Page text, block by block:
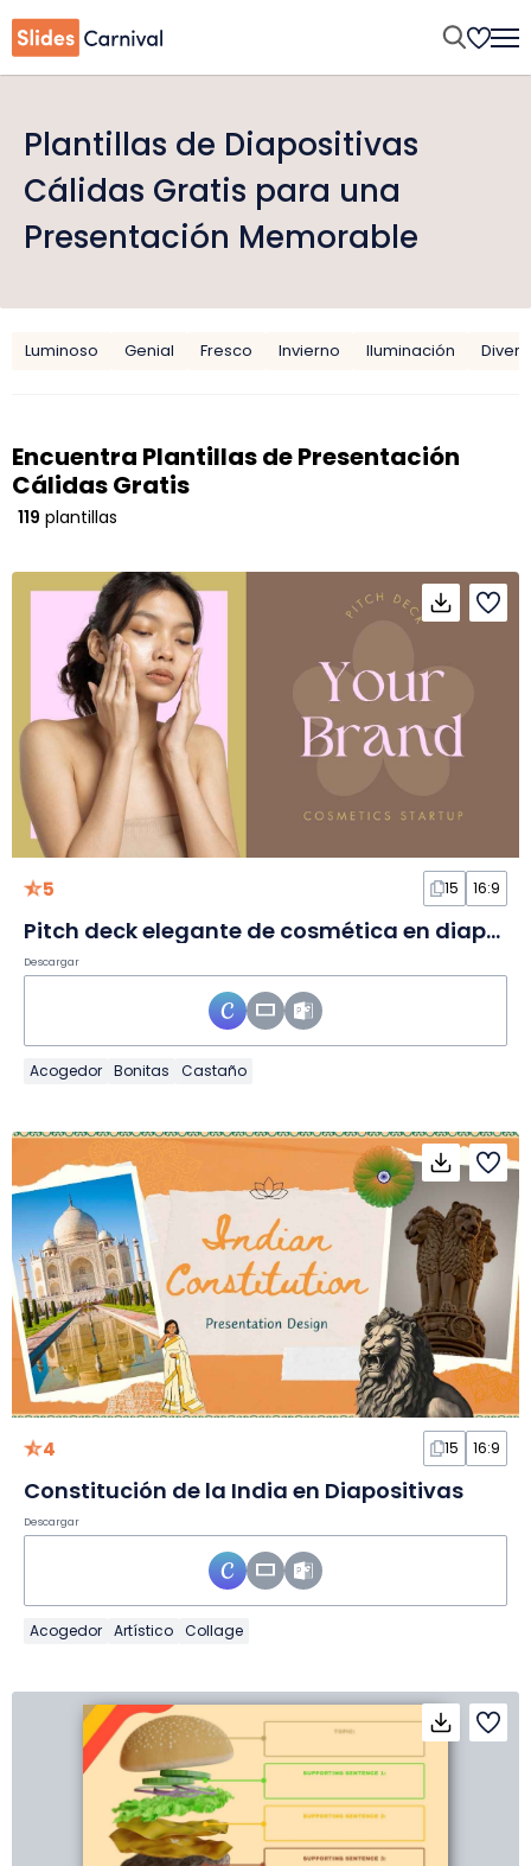
Plantillas de Diapositivas
Cálidas Gratis para una
Presentación Memorable
Luminoso Genial Fresco Invierno Iluminación
Encuentra Plantillas de Presentación
Cálidas Gratis
119 plantillas
5 15 16:9
Pitch deck elegante de cosmética en diapositivas
Descargar
Acogedor Bonitas Castaño
4 15 16:9
Constitución de la India en Diapositivas
Descargar
Acogedor Artístico Collage